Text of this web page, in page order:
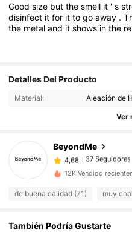
Goodsize butthesmell it 's
disinfect itfor ittogoaway .
the metaland itshows inthe
Detalles Del Producto
Material: Aleación de
Ver
BeyondMe
4,68 37 Seguidores
37 Seguidores
4,68
37 Seguidores
c***s pagóHace 1 día
4,68 37 Seguidores
4,68 37 Seguidores
12K Vendido
de buena calidad (71) muy
También Podría Gustarte